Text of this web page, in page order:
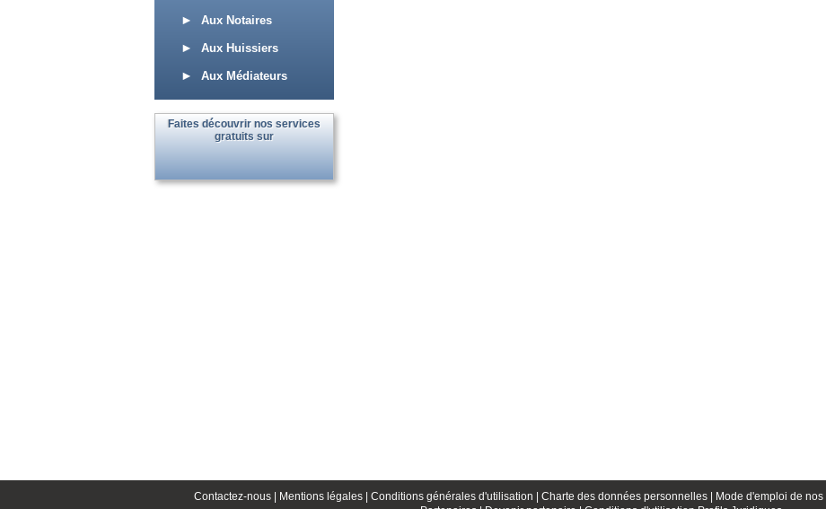
Aux Notaires
Aux Huissiers
Aux Médiateurs
Faites découvrir nos services
gratuits sur
Contactez-nous | Mentions légales | Conditions générales d'utilisation | Charte des données personnelles | Mode d'emploi de nos